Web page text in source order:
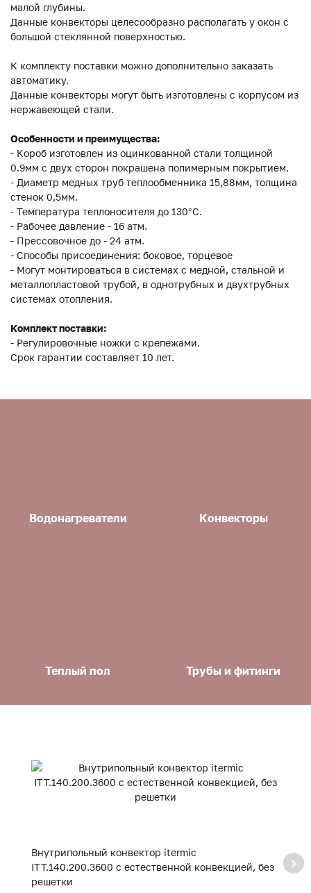
малой глубины.
Данные конвекторы целесообразно располагать у окон с
большой стеклянной поверхностью.
К комплекту поставки можно дополнительно заказать
автоматику.
Данные конвекторы могут быть изготовлены с корпусом из
нержавеющей стали.
Особенности и преимущества:
- Короб изготовлен из оцинкованной стали толщиной
0.9мм с двух сторон покрашена полимерным покрытием.
- Диаметр медных труб теплообменника 15,88мм, толщина
стенок 0,5мм.
- Температура теплоносителя до 130°C.
- Рабочее давление - 16 атм.
- Прессовочное до - 24 атм.
- Способы присоединения: боковое, торцевое
- Могут монтироваться в системах с медной, стальной и
металлопластовой трубой, в однотрубных и двухтрубных
системах отопления.
Комплект поставки:
- Регулировочные ножки с крепежами.
Срок гарантии составляет 10 лет.
Водонагреватели Конвекторы
Теплый пол Трубы и фитинги
Внутрипольный конвектор itermic
ITT.140.200.3600 с естественной конвекцией, без
решетки